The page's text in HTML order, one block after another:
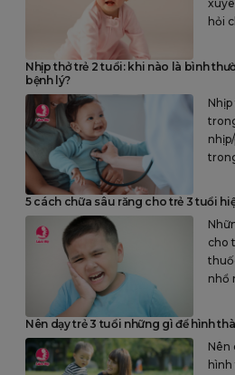
hỏi
Nhịp thở trẻ 2 tuổi: khi nào là bình
bệnh lý?
5 cách chữa sâu răng cho trẻ 3 tuổi
cho
nhổ
Nên dạy trẻ 3 tuổi những gì để hình
Nên